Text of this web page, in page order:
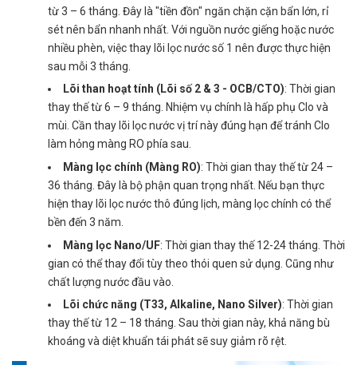
từ 3 – 6 tháng. Đây là "tiền đồn" ngăn chặn cặn bẩn lớn, rỉ
sét nên bẩn nhanh nhất. Với nguồn nước giếng hoặc nước
nhiều phèn, việc thay lõi lọc nước số 1 nên được thực hiện
sau mỗi 3 tháng.
Lõi than hoạt tính (Lõi số 2 & 3 - OCB/CTO): Thời gian
thay thế từ 6 – 9 tháng. Nhiệm vụ chính là hấp phụ Clo và
mùi. Cần thay lõi lọc nước vị trí này đúng hạn để tránh Clo
làm hỏng màng RO phía sau.
Màng lọc chính (Màng RO): Thời gian thay thế từ 24 –
36 tháng. Đây là bộ phận quan trọng nhất. Nếu bạn thực
hiện thay lõi lọc nước thô đúng lịch, màng lọc chính có thể
bền đến 3 năm.
Màng lọc Nano/UF: Thời gian thay thế 12-24 tháng. Thời
gian có thể thay đổi tùy theo thói quen sử dụng. Cũng như
chất lượng nước đầu vào.
Lõi chức năng (T33, Alkaline, Nano Silver): Thời gian
thay thế từ 12 – 18 tháng. Sau thời gian này, khả năng bù
khoáng và diệt khuẩn tái phát sẽ suy giảm rõ rệt.